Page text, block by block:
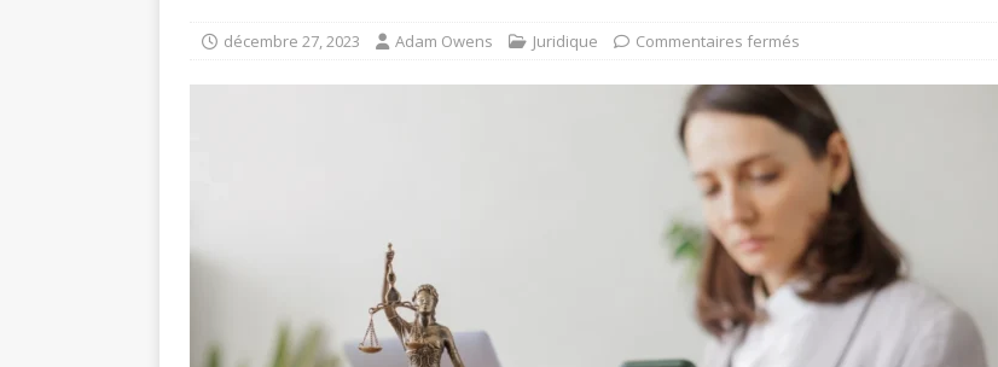
décembre 27, 2023 Adam Owens Juridique Commentaires fermés